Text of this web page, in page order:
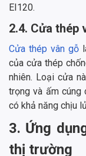
EI120.
2.4. Cửa thép
Cửa thép vân gỗ
của cửa thép
nhiên. Loại cửa
trọng và ấm cúng
có khả năng chịu
3. Ứng
thị trường